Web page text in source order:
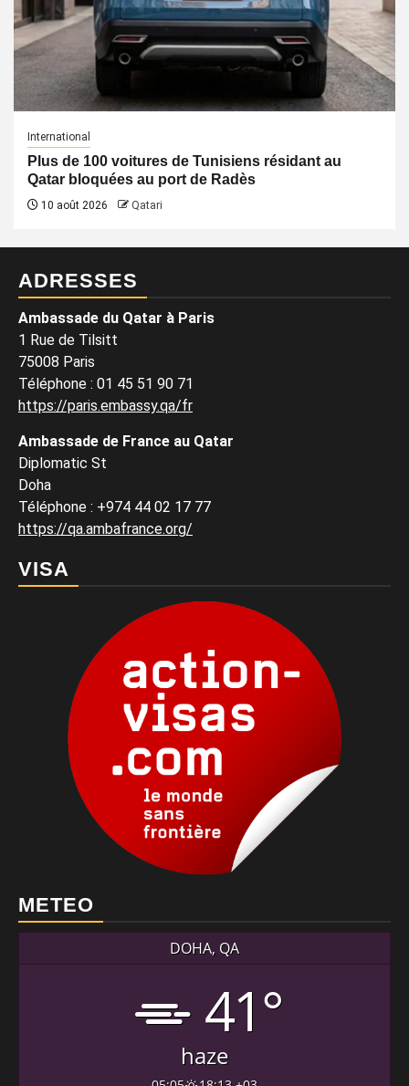
International
Plus de 100 voitures de Tunisiens résidant au
Qatar bloquées au port de Radès
10 août 2026 Qatari
ADRESSES
Ambassade du Qatar à Paris
1 Rue de Tilsitt
75008 Paris
Téléphone : 01 45 51 90 71
https://paris.embassy.qa/fr
Ambassade de France au Qatar
Diplomatic St
Doha
Téléphone : +974 44 02 17 77
https://qa.ambafrance.org/
VISA
METEO
DOHA, QA
41°
haze